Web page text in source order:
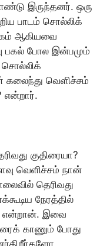
இருந்தனர். ஒரு
பாடம் சொல்லிக்
ஆகியவை
பகல் போல இன்பமும்
சொல்லிக்
கலைந்து வெளிச்சம்
என்றார்.
குதிரையா?
வெளிச்சம் நான்
தெரிவது
நேரத்தில்
என்றான். இவை
காணும் போது